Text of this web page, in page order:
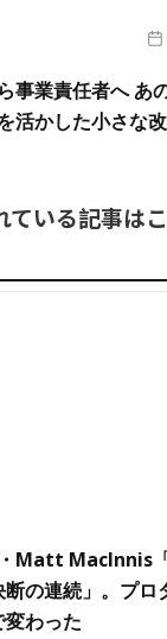
事業責任者へ あ
活かした小さな
ている記事は
Matt MacInnis
の連続」。プロ
わった